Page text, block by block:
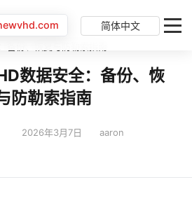
简体中文
数据安全：备份、恢
防勒索指南
2026年3月7日
aaron